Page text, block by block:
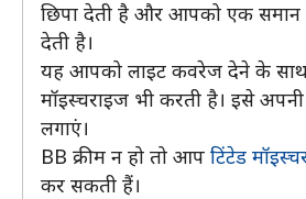
छिपा देती है और आपको एक समान
देती है।
यह आपको लाइट कवरेज देने के
मॉइस्चराइज भी करती है। इसे
लगाएं।
BB क्रीम न हो तो आप टिंटेड
कर सकती हैं।